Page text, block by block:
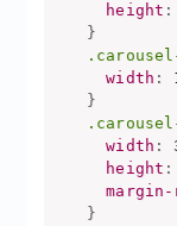
height :
}
width :
}
width :
height :
}